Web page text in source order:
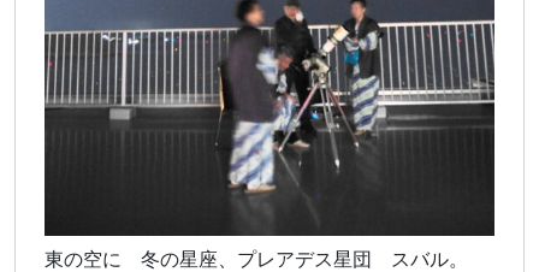
東の空に 冬の星座、プレアデス星団 スバル。